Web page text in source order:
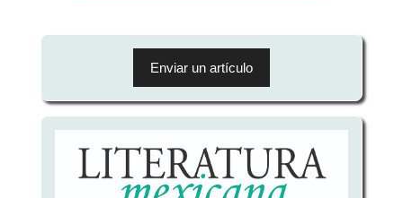
Enviar
Enviar un artículo